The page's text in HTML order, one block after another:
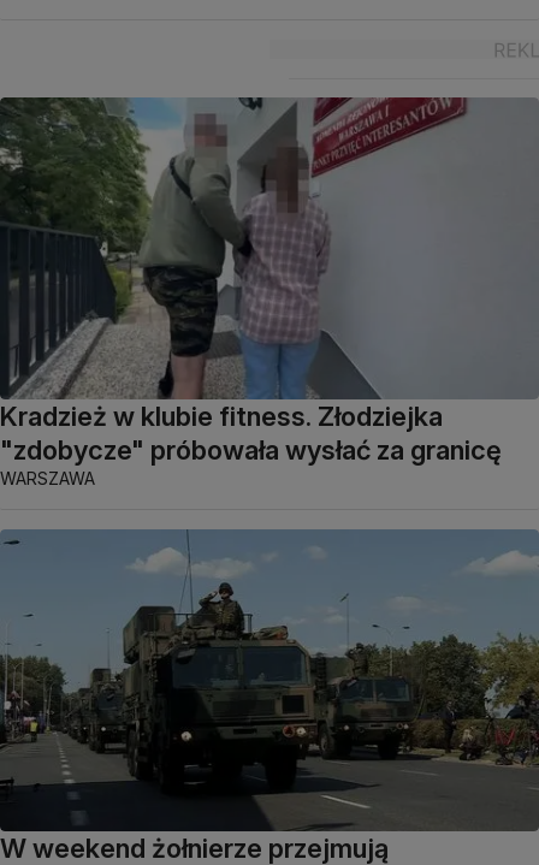
Kradzież w klubie fitness. Złodziejka
"zdobycze" próbowała wysłać za granicę
WARSZAWA
W weekend żołnierze przejmują